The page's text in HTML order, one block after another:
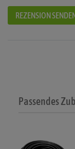
REZENSION
Passendes